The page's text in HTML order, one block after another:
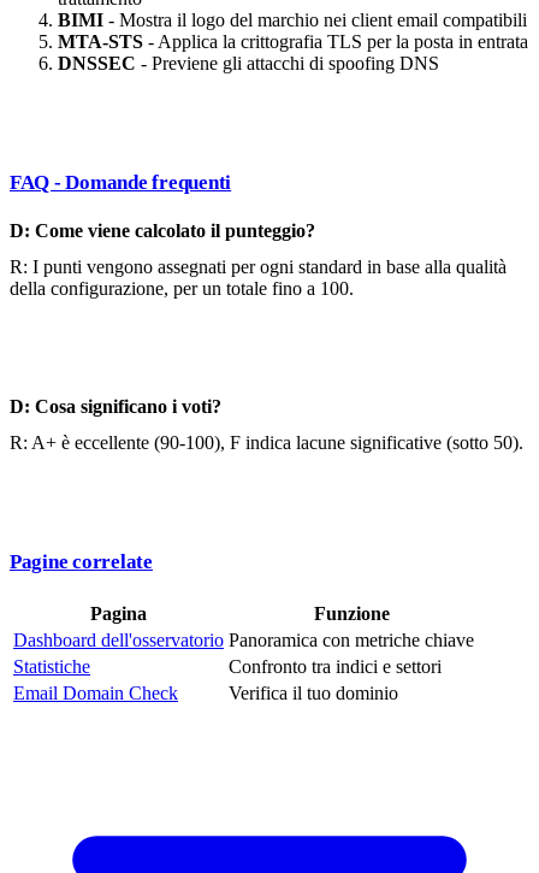
BIMI - Mostra il logo del marchio nei client email compatibili
MTA-STS - Applica la crittografia TLS per la posta in entrata
DNSSEC - Previene gli attacchi di spoofing DNS
FAQ - Domande frequenti
D: Come viene calcolato il punteggio?
R: I punti vengono assegnati per ogni standard in base alla qualità
della configurazione, per un totale fino a 100.
D: Cosa significano i voti?
R: A+ è eccellente (90-100), F indica lacune significative (sotto 50).
Pagine correlate
Pagina
Funzione
Dashboard dell'osservatorio Panoramica con metriche chiave
Statistiche
Confronto tra indici e settori
Email Domain Check
Verifica il tuo dominio